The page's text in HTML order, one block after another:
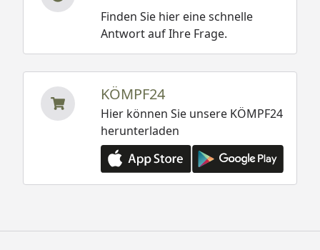
Finden Sie hier eine schnelle
Antwort auf Ihre Frage.
KÖMPF24
Hier können Sie unsere KÖMPF24
herunterladen